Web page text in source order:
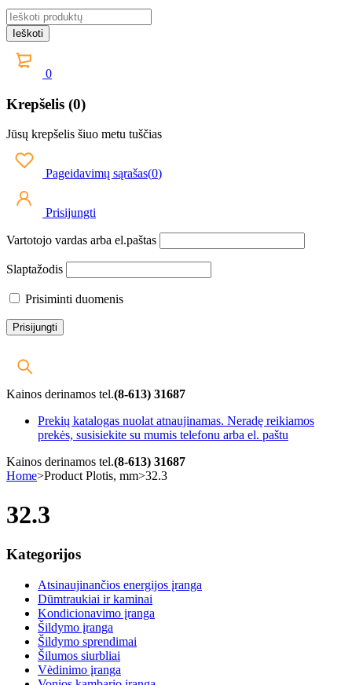
0
Krepšelis (0)
Jūsų krepšelis šiuo metu tuščias
Pageidavimų sąrašas(0)
Prisijungti
Vartotojo vardas arba el.paštas
Slaptažodis
Prisiminti duomenis
Kainos derinamos tel.(8-613) 31687
Prekių katalogas nuolat atnaujinamas. Neradę reikiamos
prekės, susisiekite su mumis telefonu arba el. paštu
Kainos derinamos tel.(8-613) 31687
Home>Product Plotis, mm>32.3
32.3
Kategorijos
Atsinaujinančios energijos įranga
Dūmtraukiai ir kaminai
Kondicionavimo įranga
Šildymo įranga
Šildymo sprendimai
Šilumos siurbliai
Vėdinimo įranga